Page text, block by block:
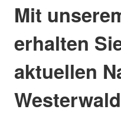
Mit
erhalten
aktuellen